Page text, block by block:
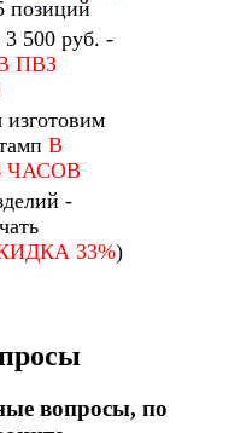
позиций
3 500 руб. -
ПВЗ
В
ЧАСОВ
-
33%)
вопросы, по